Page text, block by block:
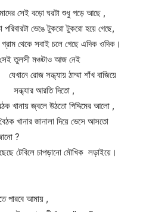
শুধু পড়ে আছে ,
টুকরো হয়ে গেছে,
গেছে এদিক ওদিক।
আজ নেই
ঠাম্মা শাঁখ বাজিয়ে
দিতো ,
জ্বলে উঠতো পিদ্দিমের আলো ,
জানালা দিয়ে ভেসে আসতো
চাপড়ানো মৌখিক লড়াইয়ে।
আমায় ,